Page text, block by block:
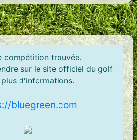
compétition trouvée.
sur le site officiel du golf
d'informations.
bluegreen.com